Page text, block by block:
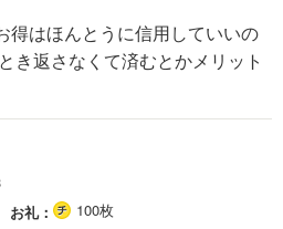
得はほんとうに信用していいの
き返さなくて済むとかメリット
お礼
100枚